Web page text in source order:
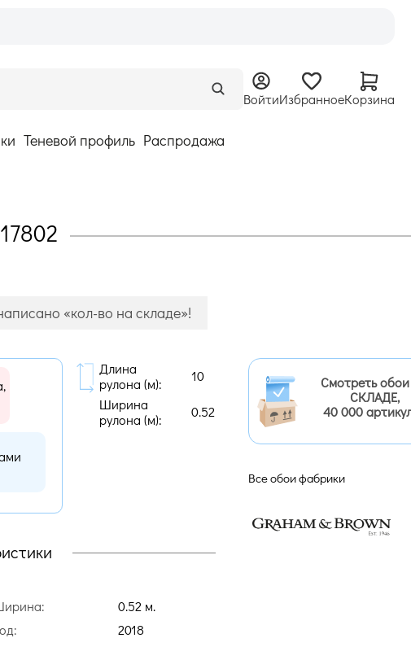
ВойтиИзбранноеКорзина
Теневой профиль Распродажа
«кол-во на складе»!
Длина
рулона (м):
10
Ширина
рулона (м):
0.52
0.52 м.
2018
Смотреть
СКЛАДЕ,
40 000
Все обои фабрики